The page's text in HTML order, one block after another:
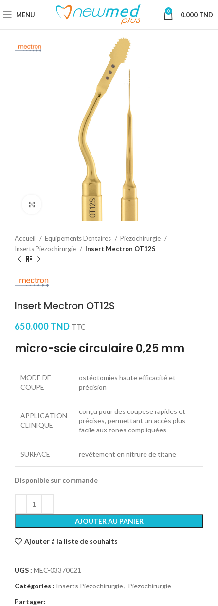
MENU 0 0.000 TND
Cliquez pour agrandir
Accueil Equipements Dentaires
Piezochirurgie
Inserts Piezochirurgie
Insert Mectron OT12S
Insert Mectron OT12S
650.000 TND TTC
micro-scie circulaire 0,25 mm
MODE DE
COUPE
ostéotomies haute efficacité et
précision
APPLICATION
CLINIQUE
conçu pour des coupese rapides et
précises, permettant un accès plus
facile aux zones compliquées
SURFACE revêtement en nitrure de titane
Disponible sur commande
AJOUTER AU PANIER
Ajouter à la liste de souhaits
UGS : MEC-03370021
Catégories : Inserts Piezochirurgie, Piezochirurgie
Partager: